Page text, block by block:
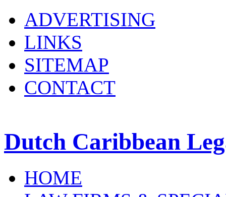
ADVERTISING
LINKS
SITEMAP
CONTACT
Dutch Caribbean
HOME